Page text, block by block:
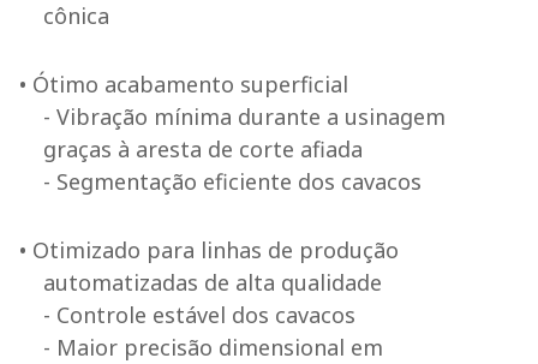
cônica
• Ótimo acabamento superficial
- Vibração mínima durante a usinagem
graças à aresta de corte afiada
- Segmentação eficiente dos cavacos
• Otimizado para linhas de produção
automatizadas de alta qualidade
- Controle estável dos cavacos
- Maior precisão dimensional em